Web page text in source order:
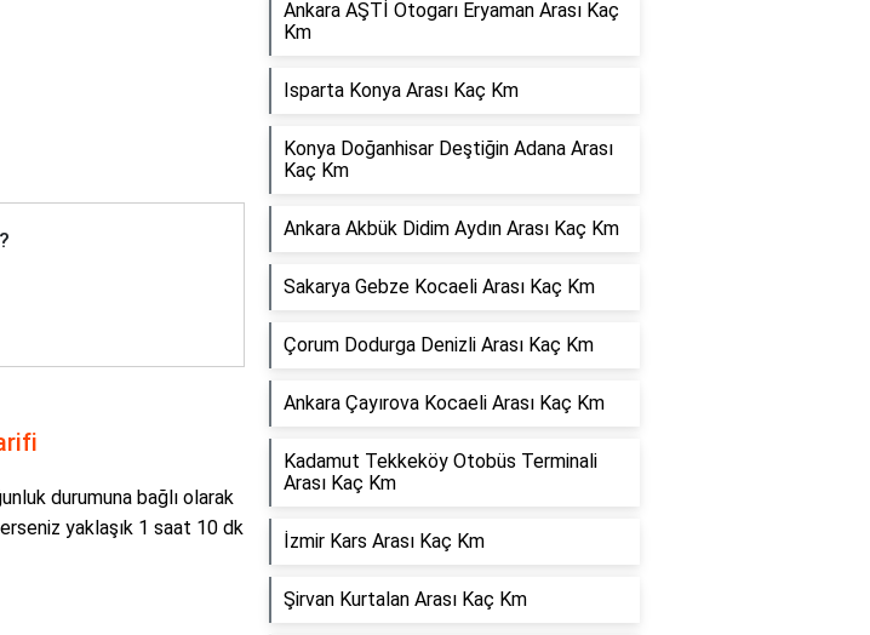
durumuna bağlı olarak
yaklaşık 1 saat 10 dk
Ankara AŞTİ Otogarı Eryaman Arası Kaç
Km
Isparta Konya Arası Kaç Km
Konya Doğanhisar Deştiğin Adana Arası
Kaç Km
Ankara Akbük Didim Aydın Arası Kaç Km
Sakarya Gebze Kocaeli Arası Kaç Km
Çorum Dodurga Denizli Arası Kaç Km
Ankara Çayırova Kocaeli Arası Kaç Km
Kadamut Tekkeköy Otobüs Terminali
Arası Kaç Km
İzmir Kars Arası Kaç Km
Şirvan Kurtalan Arası Kaç Km